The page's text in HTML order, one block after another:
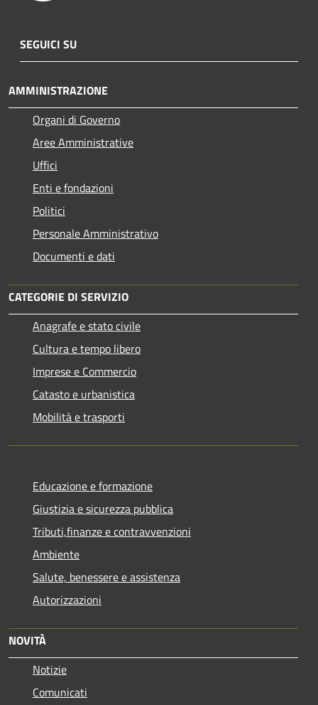
SEGUICI SU
AMMINISTRAZIONE
Organi di Governo
Aree Amministrative
Uffici
Enti e fondazioni
Politici
Personale Amministrativo
Documenti e dati
CATEGORIE DI SERVIZIO
Anagrafe e stato civile
Cultura e tempo libero
Imprese e Commercio
Catasto e urbanistica
Mobilità e trasporti
Educazione e formazione
Giustizia e sicurezza pubblica
Tributi,finanze e contravvenzioni
Ambiente
Salute, benessere e assistenza
Autorizzazioni
NOVITÀ
Notizie
Comunicati